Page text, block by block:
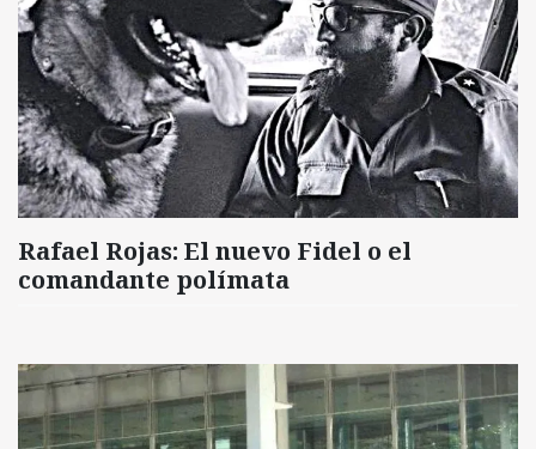
Rafael Rojas: El nuevo Fidel o el
comandante polímata